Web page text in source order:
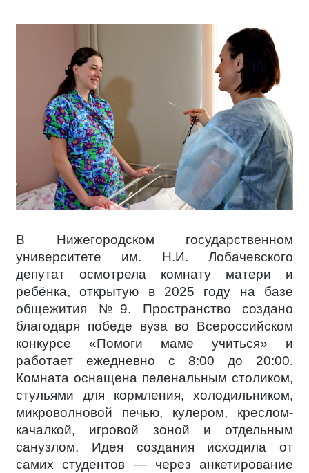
В Нижегородском государственном
университете им. Н.И. Лобачевского
депутат осмотрела комнату матери и
ребёнка, открытую в 2025 году на базе
общежития №9. Пространство создано
благодаря победе вуза во Всероссийском
конкурсе «Помоги маме учиться» и
работает ежедневно с 8:00 до 20:00.
Комната оснащена пеленальным столиком,
стульями для кормления, холодильником,
микроволновой печью, кулером, креслом-
качалкой, игровой зоной и отдельным
санузлом. Идея создания исходила от
самих студентов — через анкетирование